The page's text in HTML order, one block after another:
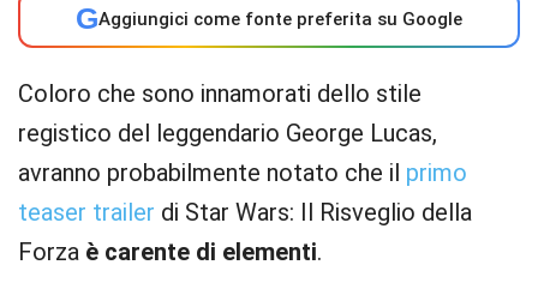
GAggiungici come fonte preferita su Google
Coloro che sono innamorati dello stile
registico del leggendario George Lucas,
avranno probabilmente notato che il primo
teaser trailer di Star Wars: Il Risveglio della
Forza è carente di elementi.